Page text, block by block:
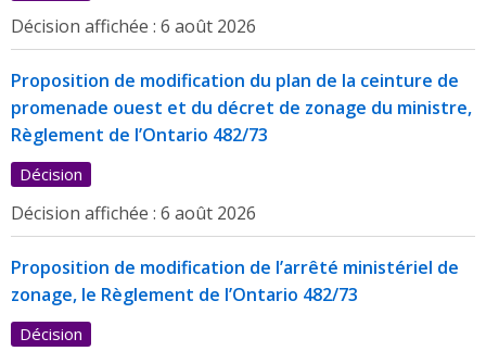
Décision affichée : 6 août 2026
Proposition de modification du plan de la ceinture de
promenade ouest et du décret de zonage du ministre,
Règlement de l’Ontario 482/73
Décision
Décision affichée : 6 août 2026
Proposition de modification de l’arrêté ministériel de
zonage, le Règlement de l’Ontario 482/73
Décision